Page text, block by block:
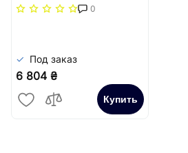
Сіті-I 400х630/150
0
Под заказ
6 804 ₴
Купить